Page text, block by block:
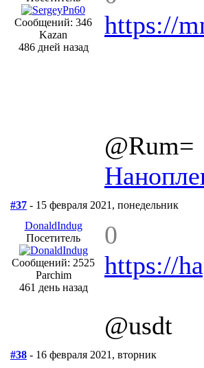
Сообщений: 346
Kazan
486 дней назад
https://
@Rum=
#37 - 15 февраля 2021, понедельник
DonaldIndug
Посетитель
Сообщений: 2525
Parchim
461 день назад
0
https://
@usdt
#38 - 16 февраля 2021, вторник